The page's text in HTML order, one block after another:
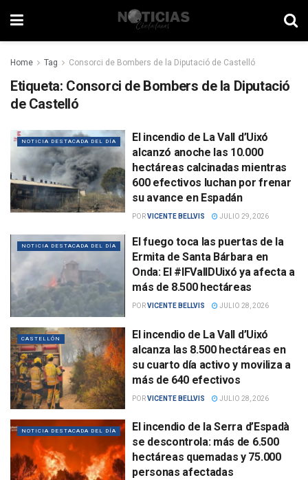
Home Tag Consorci de Bombers de la Diputació de Castelló
Etiqueta: Consorci de Bombers de la Diputació
de Castelló
NOTICIA DESTACADA DEL DÍA
El incendio de La Vall d’Uixó
alcanzó anoche las 10.000
hectáreas calcinadas mientras
600 efectivos luchan por frenar
su avance en Espadán
PORVICENTE BELLVIS JULIO 29, 2026
NOTICIA DESTACADA DEL DÍA
El fuego toca las puertas de la
Ermita de Santa Bárbara en
Onda: El #IFVallDUixó ya afecta a
más de 8.500 hectáreas
PORVICENTE BELLVIS JULIO 28, 2026
CASTELLÓN
El incendio de La Vall d’Uixó
alcanza las 8.500 hectáreas en
su cuarto día activo y moviliza a
más de 640 efectivos
PORVICENTE BELLVIS JULIO 28, 2026
NOTICIA DESTACADA DEL DÍA
El incendio de la Serra d’Espadà
se descontrola: más de 6.500
hectáreas quemadas y 75.000
personas afectadas